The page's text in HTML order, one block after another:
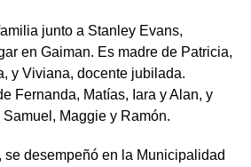
junto a Stanley Evans,
en Gaiman. Es madre de Patricia,
y Viviana, docente jubilada.
Fernanda, Matías, Iara y Alan, y
Maggie y Ramón.
se desempeñó en la Municipalidad